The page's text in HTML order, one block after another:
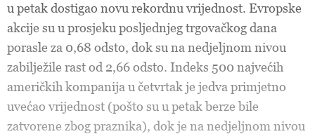
u petak dostigao novu rekordnu vrijednost. Evropske
akcije su u prosjeku posljednjeg trgovačkog dana
porasle za 0,68 odsto, dok su na nedjeljnom nivou
zabilježile rast od 2,66 odsto. Indeks 500 najvećih
američkih kompanija u četvrtak je jedva primjetno
uvećao vrijednost (pošto su u petak berze bile
zatvorene zbog praznika), dok je na nedjeljnom nivou